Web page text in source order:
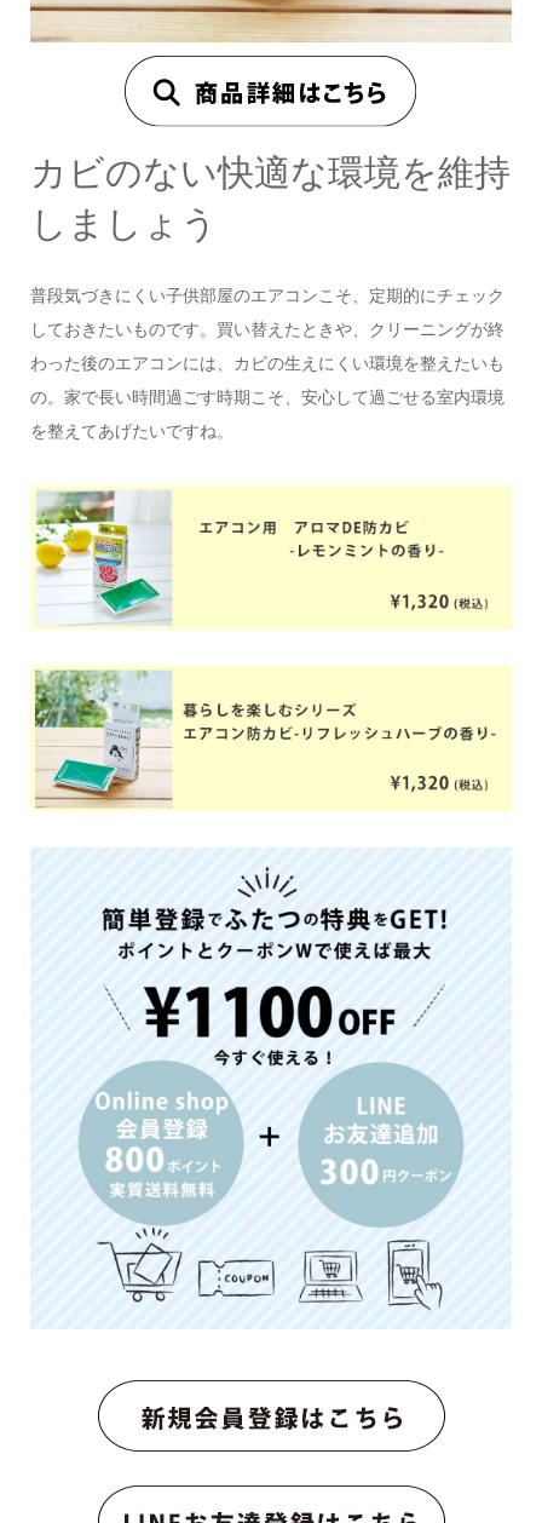
カビのない快適な環境を維持
しましょう
普段気づきにくい子供部屋のエアコンこそ、定期的にチェック
しておきたいものです。買い替えたときや、クリーニングが終
わった後のエアコンには、カビの生えにくい環境を整えたいも
の。家で長い時間過ごす時期こそ、安心して過ごせる室内環境
を整えてあげたいですね。